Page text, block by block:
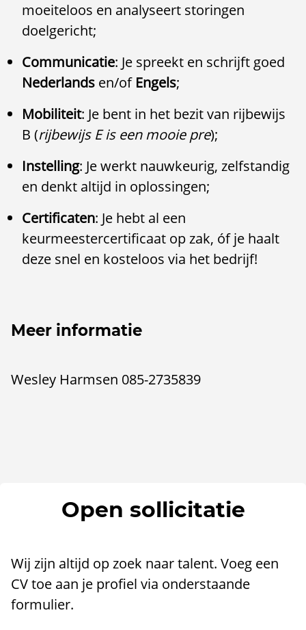
moeiteloos en analyseert storingen
doelgericht;
Communicatie: Je spreekt en schrijft goed
Nederlands en/of Engels;
Mobiliteit: Je bent in het bezit van rijbewijs
B (rijbewijs E is een mooie pre);
Instelling: Je werkt nauwkeurig, zelfstandig
en denkt altijd in oplossingen;
Certificaten: Je hebt al een
keurmeestercertificaat op zak, óf je haalt
deze snel en kosteloos via het bedrijf!
Meer informatie
Wesley Harmsen 085-2735839
Open sollicitatie
Wij zijn altijd op zoek naar talent. Voeg een
CV toe aan je profiel via onderstaande
formulier.